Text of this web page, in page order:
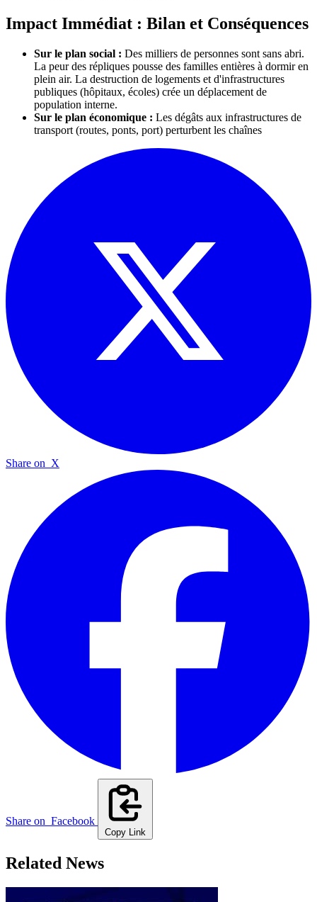
Impact Immédiat : Bilan et Conséquences
Sur le plan social : Des milliers de personnes sont sans abri.
La peur des répliques pousse des familles entières à dormir en
plein air. La destruction de logements et d'infrastructures
publiques (hôpitaux, écoles) crée un déplacement de
population interne.
Sur le plan économique : Les dégâts aux infrastructures de
transport (routes, ponts, port) perturbent les chaînes
Share on X
Share on Facebook
Copy Link
Related News